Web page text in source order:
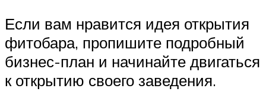
Если вам нравится идея открытия
фитобара, пропишите подробный
бизнес-план и начинайте двигаться
к открытию своего заведения.